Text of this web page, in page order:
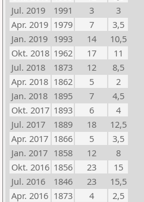
Jul. 2019
1991 3
3
Apr. 2019 1979 7
3,5
Jan. 2019 1993 14
10,5
Okt. 2018 1962 17
11
Jul. 2018
1873 12
8,5
Apr. 2018 1862 5
2
Jan. 2018 1895 7
4,5
Okt. 2017 1893 6
4
Jul. 2017
1889 18
12,5
Apr. 2017 1866 5
3,5
Jan. 2017 1858 12
8
Okt. 2016 1856 23
15
Jul. 2016
1846 23
15,5
Apr. 2016 1873 4
2,5